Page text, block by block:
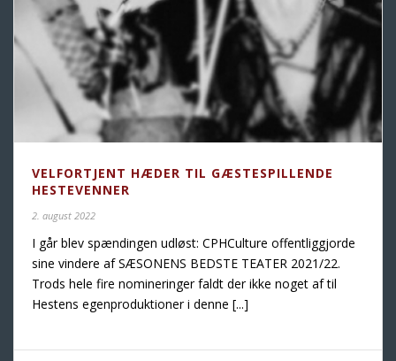
VELFORTJENT HÆDER TIL GÆSTESPILLENDE
HESTEVENNER
2. august 2022
I går blev spændingen udløst: CPHCulture offentliggjorde
sine vindere af SÆSONENS BEDSTE TEATER 2021/22.
Trods hele fire nomineringer faldt der ikke noget af til
Hestens egenproduktioner i denne [...]